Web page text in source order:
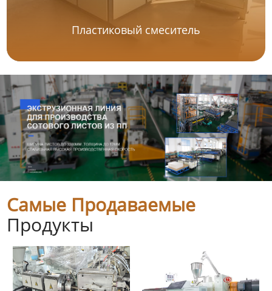
Пластиковый смеситель
Самые Продаваемые
Продукты